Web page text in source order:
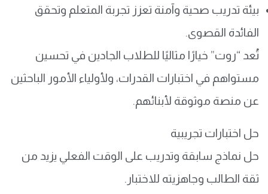
بيئة تدريب صحية وآمنة تعزز تجربة المتعلم وتحقق
الفائدة القصوى.
تُعد “روت” خيارًا مثاليًا للطلاب الجادين في تحسين
مستواهم في اختبارات القدرات، ولأولياء الأمور الباحثين
عن منصة موثوقة لأبنائهم.
حل اختبارات تجريبية
حل نماذج سابقة وتدريب على الوقت الفعلي يزيد من
ثقة الطالب وجاهزيته للاختبار.